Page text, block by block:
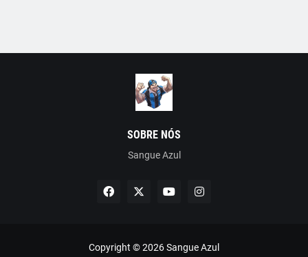
SOBRE NÓS
Sangue Azul
Copyright ©2026Sangue Azul